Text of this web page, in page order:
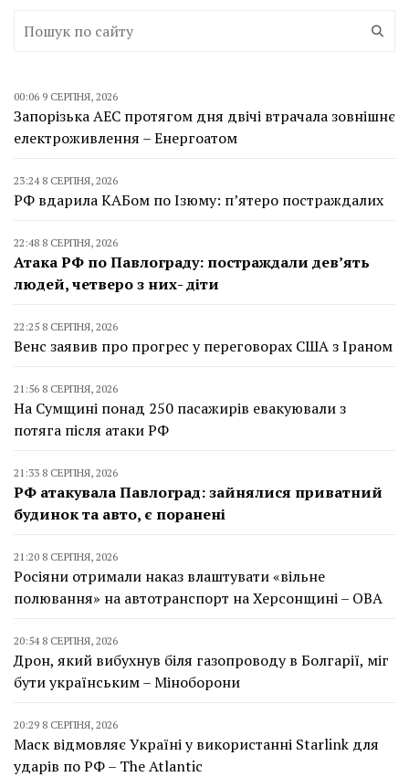
00:06 9 СЕРПНЯ, 2026
Запорізька АЕС протягом дня двічі втрачала зовнішнє
електроживлення – Енергоатом
23:24 8 СЕРПНЯ, 2026
РФ вдарила КАБом по Ізюму: п’ятеро постраждалих
22:48 8 СЕРПНЯ, 2026
Атака РФ по Павлограду: постраждали дев’ять
людей, четверо з них- діти
22:25 8 СЕРПНЯ, 2026
Венс заявив про прогрес у переговорах США з Іраном
21:56 8 СЕРПНЯ, 2026
На Сумщині понад 250 пасажирів евакуювали з
потяга після атаки РФ
21:33 8 СЕРПНЯ, 2026
РФ атакувала Павлоград: зайнялися приватний
будинок та авто, є поранені
21:20 8 СЕРПНЯ, 2026
Росіяни отримали наказ влаштувати «вільне
полювання» на автотранспорт на Херсонщині – ОВА
20:54 8 СЕРПНЯ, 2026
Дрон, який вибухнув біля газопроводу в Болгарії, міг
бути українським – Міноборони
20:29 8 СЕРПНЯ, 2026
Маск відмовляє Україні у використанні Starlink для
ударів по РФ – The Atlantic